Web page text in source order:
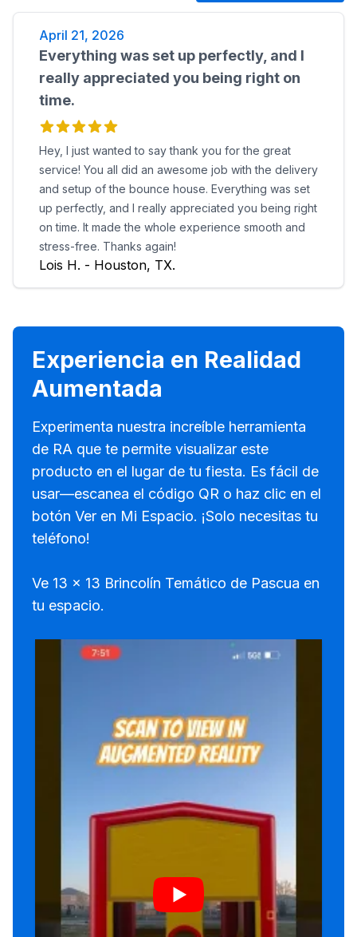
April 21, 2026
Everything was set up perfectly, and I
really appreciated you being right on
time.
Hey, I just wanted to say thank you for the great
service! You all did an awesome job with the delivery
and setup of the bounce house. Everything was set
up perfectly, and I really appreciated you being right
on time. It made the whole experience smooth and
stress-free. Thanks again!
Lois H. - Houston, TX.
Experiencia en Realidad
Aumentada
Experimenta nuestra increíble herramienta
de RA que te permite visualizar este
producto en el lugar de tu fiesta. Es fácil de
usar—escanea el código QR o haz clic en el
botón Ver en Mi Espacio. ¡Solo necesitas tu
teléfono!
Ve 13 x 13 Brincolín Temático de Pascua en
tu espacio.